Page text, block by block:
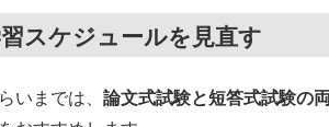
習スケジュールを見直す
いまでは、 論文式試験と短答式試験の